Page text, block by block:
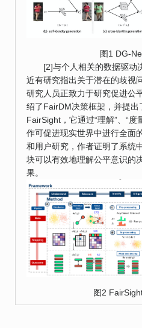
图1 DG-
[2]与个人相关的数据驱动
近有研究指出关于潜在的歧视
研究人员正致力于研究促进公
绍了FairDM决策框架，并提
FairSight，它通过“理解”、“度
作可促进现实世界中进行全面
和用户研究，作者证明了系统
块可以有效地理解公平意识的
果。
图2